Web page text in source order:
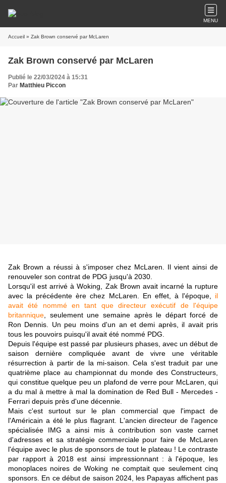
MENU
Accueil » Zak Brown conservé par McLaren
Zak Brown conservé par McLaren
Publié le 22/03/2024 à 15:31
Par Matthieu Piccon
Zak Brown a réussi à s'imposer chez McLaren. Il vient ainsi de
renouveler son contrat de PDG jusqu'à 2030.
Lorsqu'il est arrivé à Woking, Zak Brown avait incarné la rupture
avec la précédente ère chez McLaren. En effet, à l'époque, il
avait été nommé en tant que directeur exécutif de l'équipe
britannique , seulement une semaine après le départ forcé de
Ron Dennis. Un peu moins d'un an et demi après, il avait pris
tous les pouvoirs puisqu'il avait été nommé PDG.
Depuis l'équipe est passé par plusieurs phases, avec un début de
saison dernière compliquée avant de vivre une véritable
résurrection à partir de la mi-saison. Cela s'est traduit par une
quatrième place au championnat du monde des Constructeurs,
qui constitue quelque peu un plafond de verre pour McLaren, qui
a du mal à mettre à mal la domination de Red Bull - Mercedes -
Ferrari depuis près d'une décennie.
Mais c'est surtout sur le plan commercial que l'impact de
l'Américain a été le plus flagrant. L'ancien directeur de l'agence
spécialisée IMG a ainsi mis à contribution son vaste carnet
d'adresses et sa stratégie commerciale pour faire de McLaren
l'équipe avec le plus de sponsors de tout le plateau ! Le contraste
par rapport à 2018 est ainsi impressionnant : à l'époque, les
monoplaces noires de Woking ne comptait que seulement cinq
sponsors. En ce début de saison 2024, les Papayas affichent pas